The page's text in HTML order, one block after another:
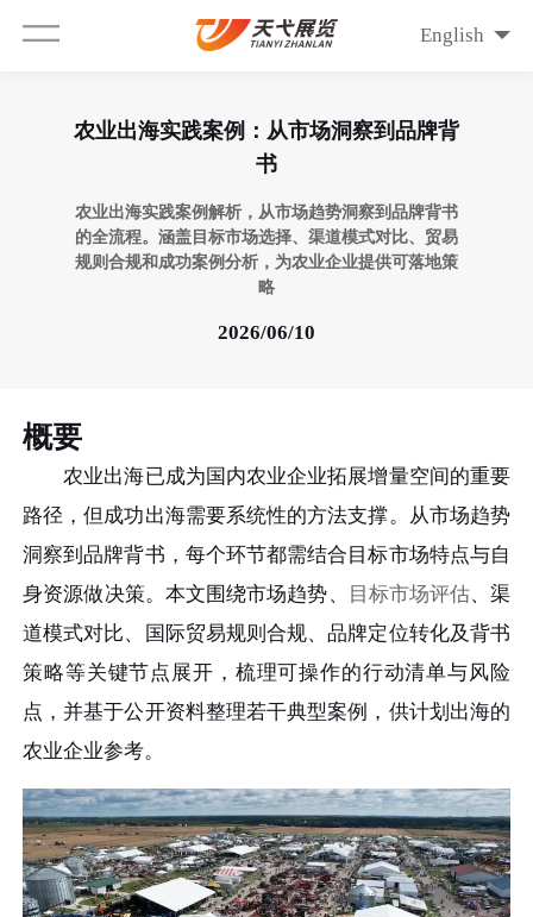
English
农业出海实践案例：从市场洞察到品牌背
书
农业出海实践案例解析，从市场趋势洞察到品牌背书
的全流程。涵盖目标市场选择、渠道模式对比、贸易
规则合规和成功案例分析，为农业企业提供可落地策
略
2026/06/10
概要
农业出海已成为国内农业企业拓展增量空间的重要
路径，但成功出海需要系统性的方法支撑。从市场趋势
洞察到品牌背书，每个环节都需结合目标市场特点与自
身资源做决策。本文围绕市场趋势、
目标市场评估、渠
道模式对比、国际贸易规则合规、品牌定位转化及背书
策略等关键节点展开，梳理可操作的行动清单与风险
点，并基于公开资料整理若干典型案例，供计划出海的
农业企业参考。